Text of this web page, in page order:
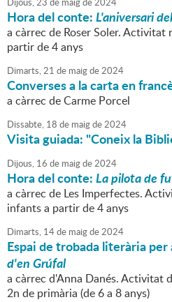
Hora del conte:L'aniversari
a càrrec de Roser Soler. Activitat
partir de 4 anys
Dimarts,21 de maigde2024
Converses a la carta en
a càrrec de Carme Porcel
Dissabte, 18 de maigde2024
Visita guiada: "Coneix la
Dijous, 16 de maigde2024
Hora del conte:La pilota de
a càrrec de Les Imperfectes.
infants a partir de 4 anys
Dimarts, 14de maigde2024
Espai de trobada literària
d'en Grúfal
a càrrec d'Anna Danés. Activitat
2n de primària (de 6 a 8 anys)